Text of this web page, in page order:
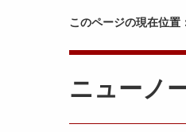
このページの現在位置
ニューノ